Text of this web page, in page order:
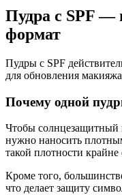
Пудра с SPF —
формат
Пудры с SPF
для обновления
Почему одной
Чтобы солнцезащитный
нужно наносить
такой плотности
Кроме того,
что делает защиту